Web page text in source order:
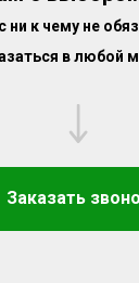
ни к чему не
в любой
Заказать